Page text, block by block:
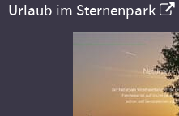
Urlaub im Sternenpark